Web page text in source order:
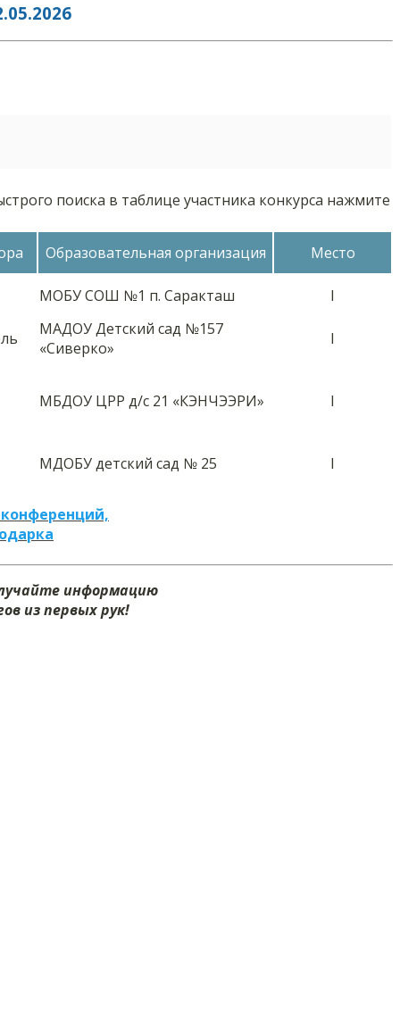
поиска в таблице участника конкурса нажмите
Образовательная организация Место
МОБУ СОШ №1 п. Саракташ I
МАДОУ Детский сад №157
«Сиверко»
I
МБДОУ ЦРР д/с 21 «КЭНЧЭЭРИ» I
МДОБУ детский сад № 25 I
информацию
из первых рук!